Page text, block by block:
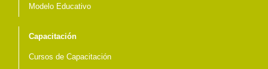
Modelo Educativo
Capacitación
Cursos de Capacitación